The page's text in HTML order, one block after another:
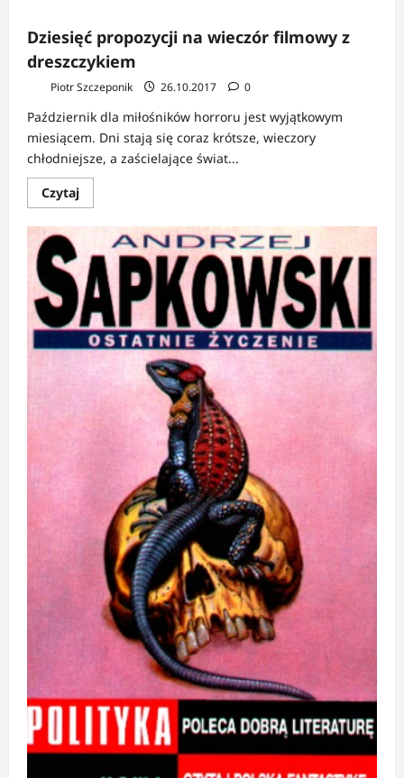
Flawia
de
Luce,
dziewczynka
zadatkami
detektywa,
powieści
detektywistyczne
dla
młodszych
i
starszych
Dziesięć propozycji na wieczór filmowy z
dreszczykiem
Piotr Szczeponik 26.10.2017 0
Październik dla miłośników horroru jest wyjątkowym
miesiącem. Dni stają się coraz krótsze, wieczory
chłodniejsze, a zaścielające świat...
CzytajDowiedz
się
o
Dziesięć
propozycji
na
wieczór
filmowy
z
dreszczykiem